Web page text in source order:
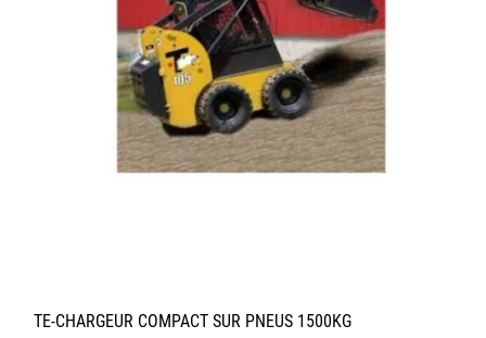
TE-CHARGEUR COMPACT SUR PNEUS 1500KG